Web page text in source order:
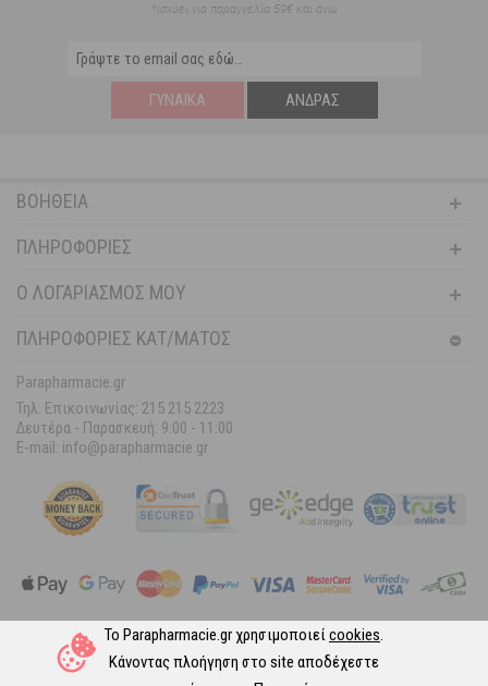
Το Parapharmacie.gr χρησιμοποιείcookies.
Κάνοντας πλοήγηση στο site αποδέχεστε
*ισχύει για παραγγελία 59€ και άνω
ΓΥΝΑΊΚΑ ΆΝΔΡΑΣ
ΒΟΉΘΕΙΑ
ΠΛΗΡΟΦΟΡΊΕΣ
Ο ΛΟΓΑΡΙΑΣΜΌΣ ΜΟΥ
ΠΛΗΡΟΦΟΡΙΕΣ ΚΑΤ/ΜΑΤΟΣ
Parapharmacie.gr
Τηλ. Επικοινωνίας: 215 215 2223
Δευτέρα - Παρασκευή: 9:00 - 11:00
E-mail: info@parapharmacie.gr
Ακολουθήστε μας στα Social Media